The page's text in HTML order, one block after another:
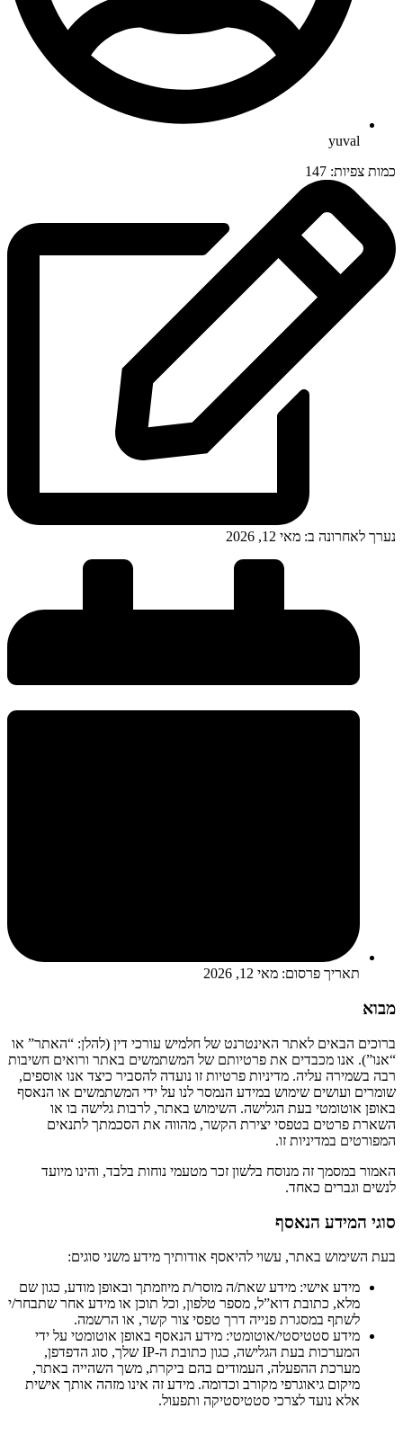
yuval
כמות צפיות: 147
נערך לאחרונה ב: מאי 12, 2026
תאריך פרסום: מאי 12, 2026
מבוא
ברוכים הבאים לאתר האינטרנט של חלמיש עורכי דין (להלן: “האתר” או
“אנו”). אנו מכבדים את פרטיותם של המשתמשים באתר ורואים חשיבות
רבה בשמירה עליה. מדיניות פרטיות זו נועדה להסביר כיצד אנו אוספים,
שומרים ועושים שימוש במידע הנמסר לנו על ידי המשתמשים או הנאסף
באופן אוטומטי בעת הגלישה. השימוש באתר, לרבות גלישה בו או
השארת פרטים בטפסי יצירת הקשר, מהווה את הסכמתך לתנאים
המפורטים במדיניות זו.
האמור במסמך זה מנוסח בלשון זכר מטעמי נוחות בלבד, והינו מיועד
לנשים וגברים כאחד.
סוגי המידע הנאסף
בעת השימוש באתר, עשוי להיאסף אודותיך מידע משני סוגים:
מידע אישי: מידע שאת/ה מוסר/ת מיוזמתך ובאופן מודע, כגון שם
מלא, כתובת דוא”ל, מספר טלפון, וכל תוכן או מידע אחר שתבחר/י
לשתף במסגרת פנייה דרך טפסי צור קשר, או הרשמה.
מידע סטטיסטי/אוטומטי: מידע הנאסף באופן אוטומטי על ידי
המערכות בעת הגלישה, כגון כתובת ה-IP שלך, סוג הדפדפן,
מערכת ההפעלה, העמודים בהם ביקרת, משך השהייה באתר,
מיקום גיאוגרפי מקורב וכדומה. מידע זה אינו מזהה אותך אישית
אלא נועד לצרכי סטטיסטיקה ותפעול.